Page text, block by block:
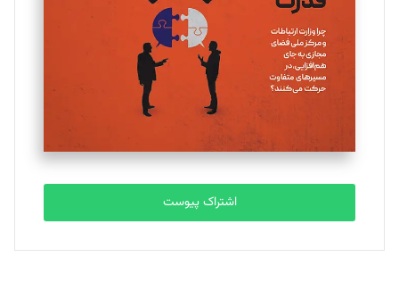
ملینا جعفری
تحریریه
مصطفی مسجدی آرانی
تحریریه
بابک نقاش
تحریریه
اشتراک پیوست